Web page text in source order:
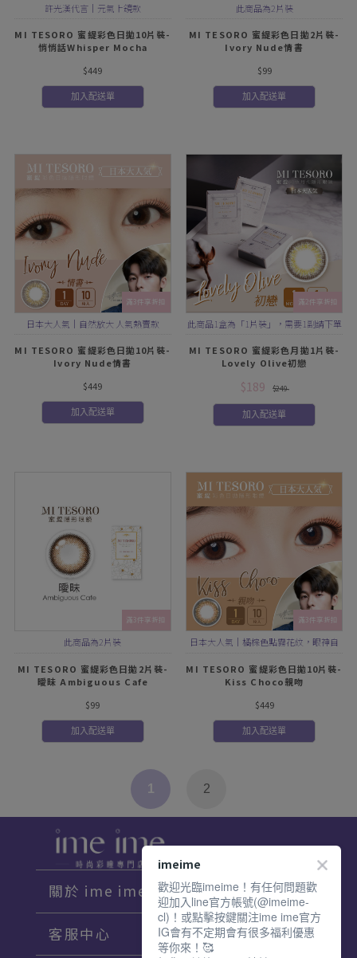
許光漢代言｜元氣上鏡款
MI TESORO 蜜緹彩色日拋10片裝-
悄悄話Whisper Mocha
$449
加入配送單
此商品為2片裝
MI TESORO 蜜緹彩色日拋2片裝-
Ivory Nude情書
$99
加入配送單
滿3件享折扣
日本大人氣｜自然放大 人氣熱賣款
MI TESORO 蜜緹彩色日拋10片裝-
Ivory Nude情書
$449
加入配送單
滿2件享折扣
此商品1盒為「1片裝」，需要1副請下單
2盒
MI TESORO 蜜緹彩色月拋1片裝-
Lovely Olive初戀
$189 $249
加入配送單
滿3件享折扣
此商品為2片裝
MI TESORO 蜜緹彩色日拋2片裝-
曖昧 Ambiguous Cafe
$99
加入配送單
滿3件享折扣
日本大人氣｜橘棕色點霧花紋，眼神自
然放大
MI TESORO 蜜緹彩色日拋10片裝-
Kiss Choco親吻
$449
加入配送單
1 2
關於 ime ime
客服中心
imeime
歡迎光臨imeime！有任何問題歡
迎加入line官方帳號(@imeime-
cl)！或點擊按鍵關注ime ime官方
IG會有不定期會有很多福利優惠
等你來！🥰